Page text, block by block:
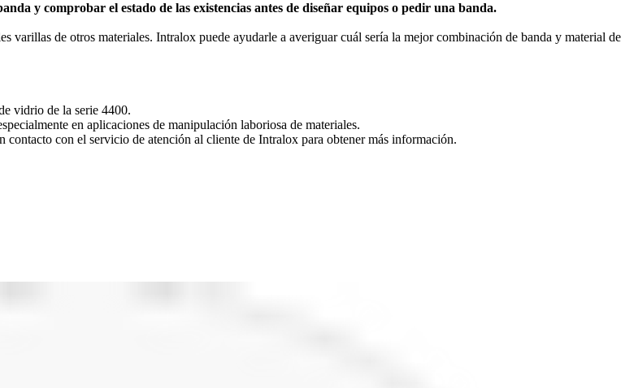
y comprobar el estado de las existencias antes de diseñar equipos o pedir una banda.
varillas de otros materiales. Intralox puede ayudarle a averiguar cuál sería la mejor combinación de banda y material de
vidrio de la serie 4400.
en aplicaciones de manipulación laboriosa de materiales.
con el servicio de atención al cliente de Intralox para obtener más información.